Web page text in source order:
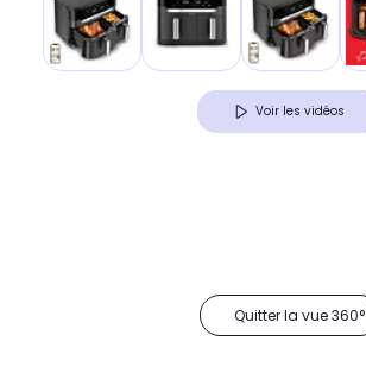
Voir les vidéos
Quitter la vue 360°